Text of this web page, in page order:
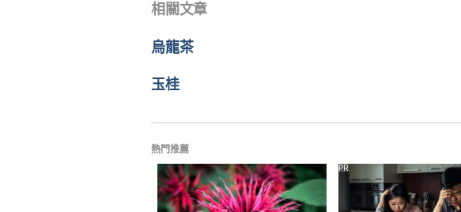
Red sandalwood https://herbpathy.com/Uses-
2020/05/12
醫學審稿：
相關文章
烏龍茶
玉桂
熱門推薦
PR